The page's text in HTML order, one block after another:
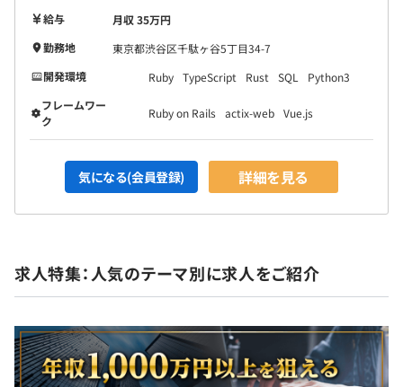
給与
月収 35万円
勤務地
東京都渋谷区千駄ヶ谷5丁目34-7
開発環境
Ruby TypeScript Rust SQL
Python3
フレームワー
ク
Ruby on Rails actix-web Vue.js
気になる(会員登録) 詳細を見る
求人特集：人気のテーマ別に求人をご紹介